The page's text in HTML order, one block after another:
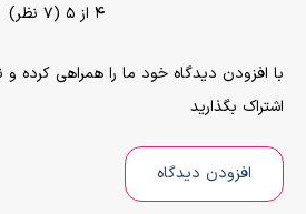
4 از 5 (7 نظر)
با افزودن دیدگاه خود ما را همراهی کرده و
اشتراک بگذارید
افزودن دیدگاه